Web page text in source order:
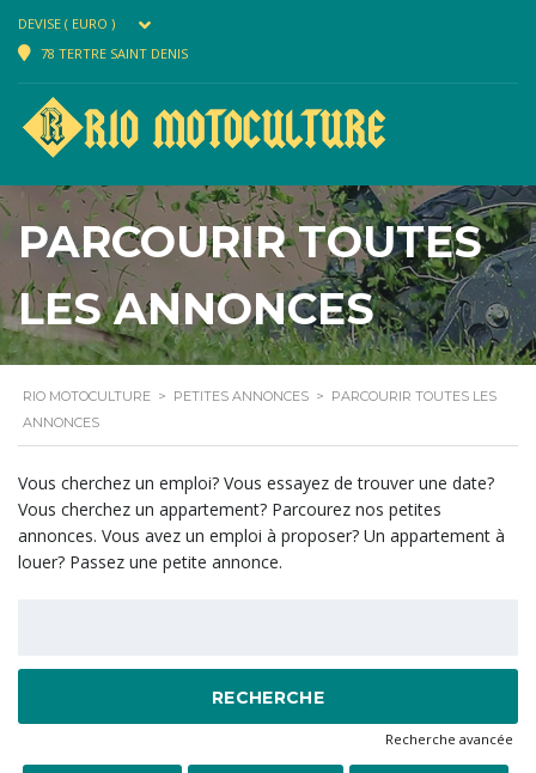
DEVISE ( EURO )
78 TERTRE SAINT DENIS
PARCOURIR TOUTES
LES ANNONCES
RIO MOTOCULTURE > PETITES ANNONCES > PARCOURIR TOUTES LES
ANNONCES
Vous cherchez un emploi? Vous essayez de trouver une date?
Vous cherchez un appartement? Parcourez nos petites
annonces. Vous avez un emploi à proposer? Un appartement à
louer? Passez une petite annonce.
Recherche avancée